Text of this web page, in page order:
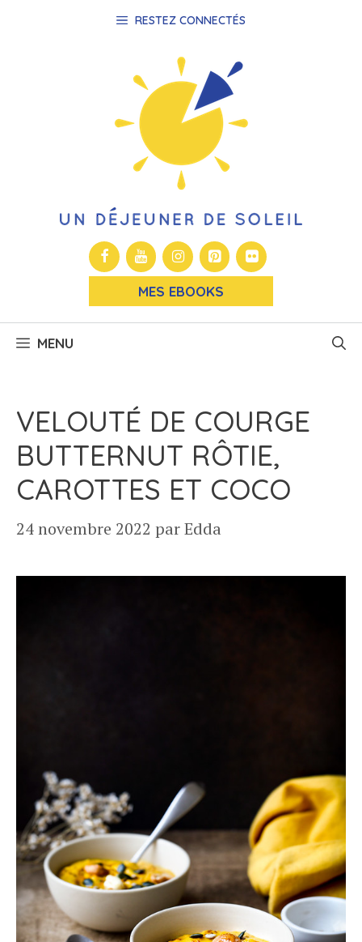
RESTEZ CONNECTÉS
MES EBOOKS
MENU
VELOUTÉ DE COURGE
BUTTERNUT RÔTIE,
CAROTTES ET COCO
24 novembre 2022 parEdda